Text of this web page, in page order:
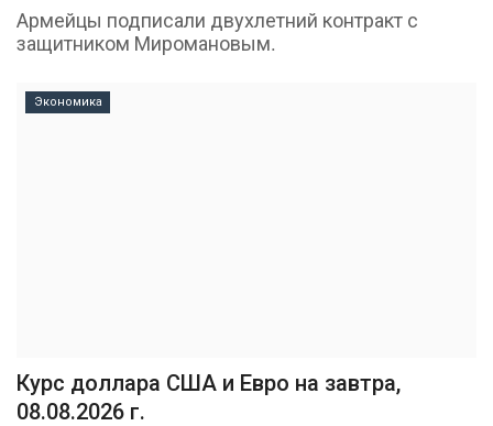
Армейцы подписали двухлетний контракт с
защитником Миромановым.
Экономика
Курс доллара США и Евро на завтра,
08.08.2026 г.